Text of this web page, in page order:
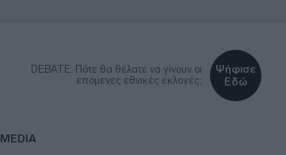
DEBATE: Πότε θα θέλατε να γίνουν οι
επόμενες εθνικές εκλογές;
Ψήφισε
Εδώ
MEDIA